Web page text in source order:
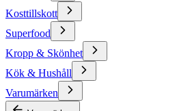
Kosttillskott
Superfood
Kropp & Skönhet
Kök & Hushåll
Varumärken